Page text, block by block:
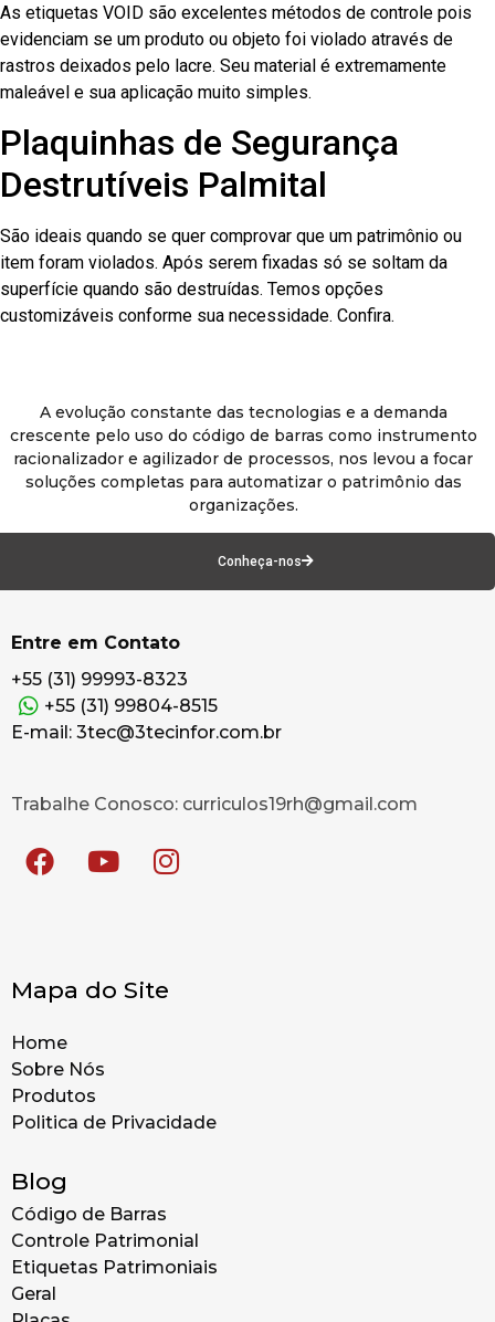
As etiquetas VOID são excelentes métodos de controle pois
evidenciam se um produto ou objeto foi violado através de
rastros deixados pelo lacre. Seu material é extremamente
maleável e sua aplicação muito simples.
Plaquinhas de Segurança
Destrutíveis Palmital
São ideais quando se quer comprovar que um patrimônio ou
item foram violados. Após serem fixadas só se soltam da
superfície quando são destruídas. Temos opções
customizáveis conforme sua necessidade. Confira.
A evolução constante das tecnologias e a demanda
crescente pelo uso do código de barras como instrumento
racionalizador e agilizador de processos, nos levou a focar
soluções completas para automatizar o patrimônio das
organizações.
Conheça-nos
Entre em Contato
+55 (31) 99993-8323
+55 (31) 99804-8515
E-mail: 3tec@3tecinfor.com.br
Trabalhe Conosco: curriculos19rh@gmail.com
Mapa do Site
Home
Sobre Nós
Produtos
Politica de Privacidade
Blog
Código de Barras
Controle Patrimonial
Etiquetas Patrimoniais
Geral